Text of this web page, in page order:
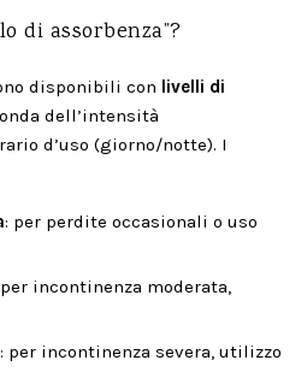
di assorbenza”?
disponibili con livelli di
dell’intensità
d’uso (giorno/notte). I
: per perdite occasionali o uso
incontinenza moderata,
: per incontinenza severa, utilizzo